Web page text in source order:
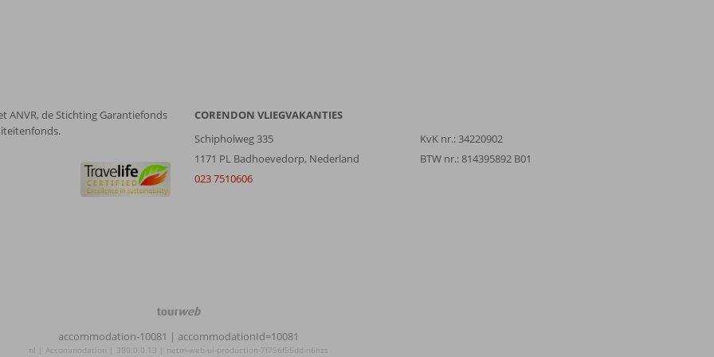
ANVR, de Stichting Garantiefonds
CORENDON VLIEGVAKANTIES
Schipholweg 335
1171 PL Badhoevedorp, Nederland
023 7510606
KvK nr.: 34220902
BTW nr.: 814395892 B01
TourWeb
NetMatch
accommodation-10081 | accommodationId=10081
nl | Accommodation | 380.0.0.13 | netm-web-ui-production-7f756f55dd-n6hzs